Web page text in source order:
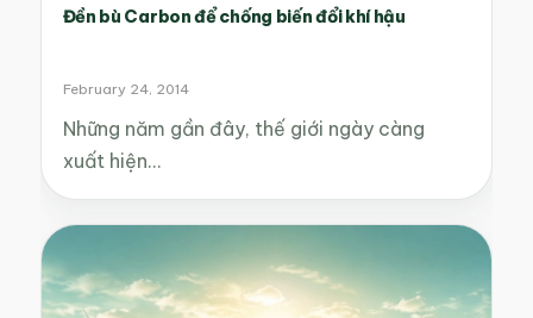
Đền bù Carbon để chống biến đổi khí hậu
February 24, 2014
Những năm gần đây, thế giới ngày càng
xuất hiện…